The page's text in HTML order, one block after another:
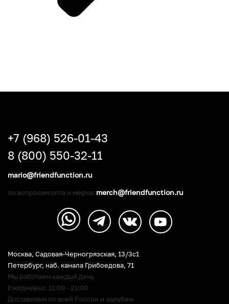
Москва, Садовая-Черногрязская, 13/3c1
Петербург, наб. канала Грибоедова, 71
Мы работаем каждый день
Ежедневно: 11:00 - 21:00
Доставляем по всей России и зарубеж
+7 (968) 526-01-43
8 (800) 550-32-11
mario@friendfunction.ru
по вопросам опта и мерча: merch@friendfunction.ru